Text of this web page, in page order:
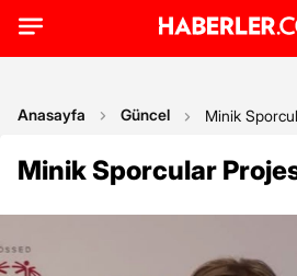
Anasayfa Güncel Minik
Minik Sporcular Projesi